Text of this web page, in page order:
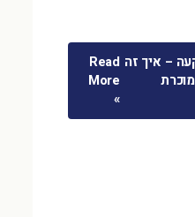
– איך זה Read
More
»